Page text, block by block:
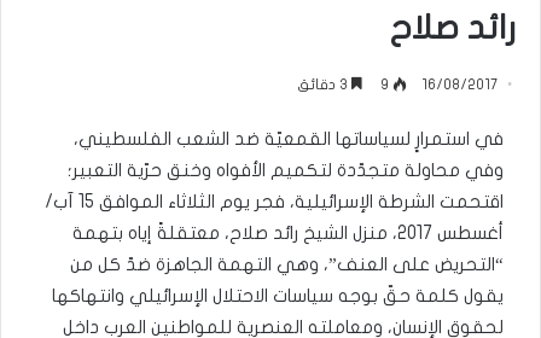
رائد صلاح
16/08/2017
9
في استمرارٍ لسياساتها القمعيّة ضد الشعب الفلسطيني،
وفي محاولة متجدّدة لتكميم الأفواه وخنق حرّية التعبير؛
اقتحمت الشرطة الإسرائيلية، فجر يوم الثلاثاء الموافق 15 آب/
أغسطس 2017، منزل الشيخ رائد صلاح، معتقلةً إياه بتهمة
“التحريض على العنف”، وهي التهمة الجاهزة ضدّ كل من
يقول كلمة حقّ بوجه سياسات الاحتلال الإسرائيلي وانتهاكها
لحقوق الإنسان، ومعاملته العنصرية للمواطنين العرب داخل